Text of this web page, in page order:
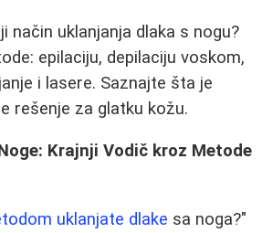
način uklanjanja dlaka s nogu?
epilaciju, depilaciju voskom,
i lasere. Saznajte šta je
rešenje za glatku kožu.
Krajnji Vodič kroz Metode
uklanjate dlake sa noga?"